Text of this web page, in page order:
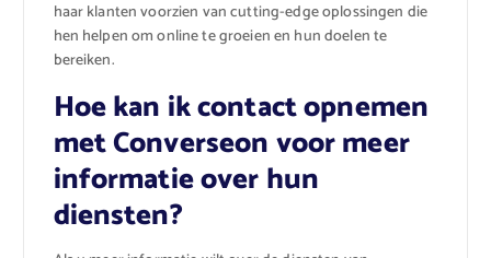
haar klanten voorzien van cutting-edge oplossingen die
hen helpen om online te groeien en hun doelen te
bereiken.
Hoe kan ik contact opnemen
met Converseon voor meer
informatie over hun
diensten?